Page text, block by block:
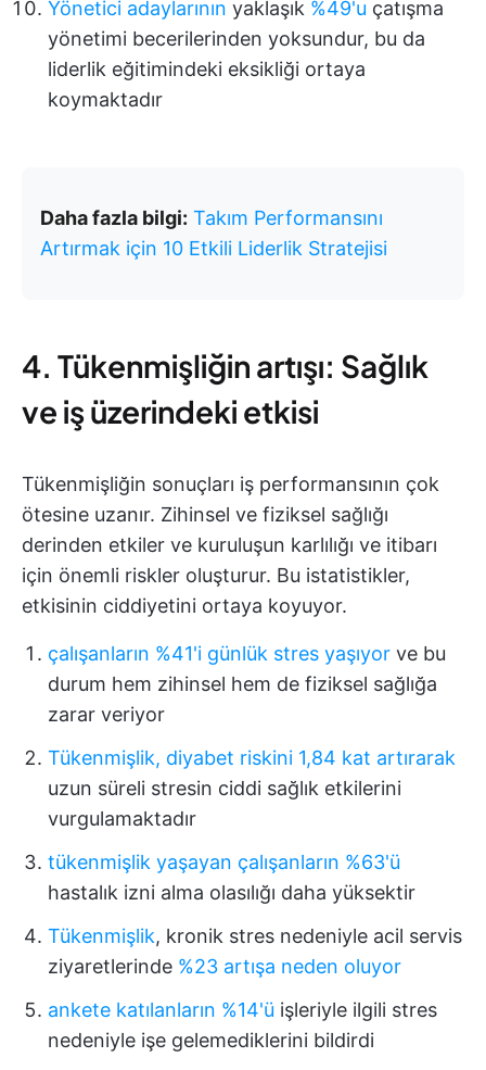
Yönetici adaylarının yaklaşık %49'u çatışma
yönetimi becerilerinden yoksundur, bu da
liderlik eğitimindeki eksikliği ortaya
koymaktadır
Daha fazla bilgi: Takım Performansını
Artırmak için 10 Etkili Liderlik Stratejisi
4. Tükenmişliğin artışı: Sağlık
ve iş üzerindeki etkisi
Tükenmişliğin sonuçları iş performansının çok
ötesine uzanır. Zihinsel ve fiziksel sağlığı
derinden etkiler ve kuruluşun karlılığı ve itibarı
için önemli riskler oluşturur. Bu istatistikler,
etkisinin ciddiyetini ortaya koyuyor.
çalışanların %41'i günlük stres yaşıyor ve bu
durum hem zihinsel hem de fiziksel sağlığa
zarar veriyor
Tükenmişlik, diyabet riskini 1,84 kat artırarak
uzun süreli stresin ciddi sağlık etkilerini
vurgulamaktadır
tükenmişlik yaşayan çalışanların %63'ü
hastalık izni alma olasılığı daha yüksektir
Tükenmişlik, kronik stres nedeniyle acil servis
ziyaretlerinde %23 artışa neden oluyor
ankete katılanların %14'ü işleriyle ilgili stres
nedeniyle işe gelemediklerini bildirdi